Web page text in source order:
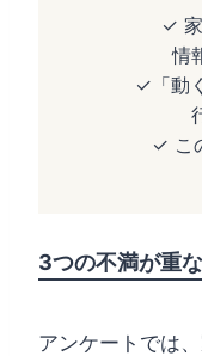
✓
情
✓「動
✓ こ
3つの不満が重
アンケートでは